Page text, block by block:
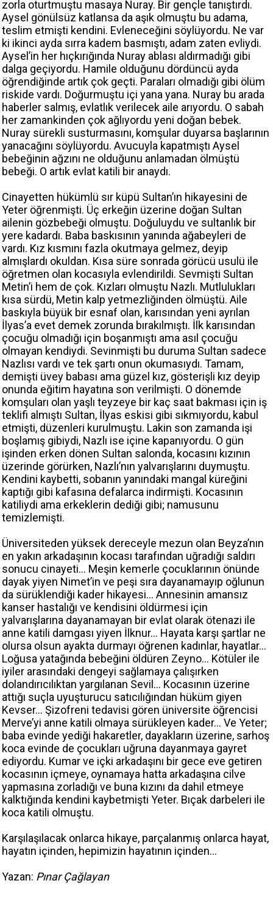
zorla oturtmuştu masaya Nuray. Bir gençle tanıştırdı.
Aysel gönülsüz katlansa da aşık olmuştu bu adama,
teslim etmişti kendini. Evleneceğini söylüyordu. Ne var
ki ikinci ayda sırra kadem basmıştı, adam zaten evliydi.
Aysel’in her hıçkırığında Nuray ablası aldırmadığı gibi
dalga geçiyordu. Hamile olduğunu dördüncü ayda
öğrendiğinde artık çok geçti. Paraları olmadığı gibi ölüm
riskide vardı. Doğurmuştu içi yana yana. Nuray bu arada
haberler salmış, evlatlık verilecek aile arıyordu. O sabah
her zamankinden çok ağlıyordu yeni doğan bebek.
Nuray sürekli susturmasını, komşular duyarsa başlarının
yanacağını söylüyordu. Avucuyla kapatmıştı Aysel
bebeğinin ağzını ne olduğunu anlamadan ölmüştü
bebeği. O artık evlat katili bir anaydı.
Cinayetten hükümlü sır küpü Sultan’ın hikayesini de
Yeter öğrenmişti. Üç erkeğin üzerine doğan Sultan
ailenin gözbebeği olmuştu. Doğuluydu ve sultanlık bir
yere kadardı. Baba baskısının yanında ağabeyleri de
vardı. Kız kısmını fazla okutmaya gelmez, deyip
almışlardı okuldan. Kısa süre sonrada görücü usulü ile
öğretmen olan kocasıyla evlendirildi. Sevmişti Sultan
Metin’i hem de çok. Kızları olmuştu Nazlı. Mutlulukları
kısa sürdü, Metin kalp yetmezliğinden ölmüştü. Aile
baskıyla büyük bir esnaf olan, karısından yeni ayrılan
İlyas’a evet demek zorunda bırakılmıştı. İlk karısından
çocuğu olmadığı için boşanmıştı ama asıl çocuğu
olmayan kendiydi. Sevinmişti bu duruma Sultan sadece
Nazlısı vardı ve tek şartı onun okumasıydı. Tamam,
demişti üvey babası ama güzel kız, gösterişli kız deyip
onunda eğitim hayatına son verilmişti. O dönemde
komşuları olan yaşlı teyzeye bir kaç saat bakması için iş
teklifi almıştı Sultan, İlyas eskisi gibi sıkmıyordu, kabul
etmişti, düzenleri kurulmuştu. Lakin son zamanda işi
boşlamış gibiydi, Nazlı ise içine kapanıyordu. O gün
işinden erken dönen Sultan salonda, kocasını kızının
üzerinde görürken, Nazlı’nın yalvarışlarını duymuştu.
Kendini kaybetti, sobanın yanındaki mangal küreğini
kaptığı gibi kafasına defalarca indirmişti. Kocasının
katiliydi ama erkeklerin dediği gibi; namusunu
temizlemişti.
Üniversiteden yüksek dereceyle mezun olan Beyza’nın
en yakın arkadaşının kocası tarafından uğradığı saldırı
sonucu cinayeti… Meşin kemerle çocuklarının önünde
dayak yiyen Nimet’in ve peşi sıra dayanamayıp oğlunun
da sürüklendiği kader hikayesi… Annesinin amansız
kanser hastalığı ve kendisini öldürmesi için
yalvarışlarına dayanamayan bir evlat olarak ötenazi ile
anne katili damgası yiyen İlknur… Hayata karşı şartlar ne
olursa olsun ayakta durmayı öğrenen kadınlar, hayatlar…
Loğusa yatağında bebeğini öldüren Zeyno… Kötüler ile
iyiler arasındaki dengeyi sağlamaya çalışırken
dolandırıcılıktan yargılanan Sevil… Kocasının üzerine
attığı suçla uyuşturucu satıcılığından hüküm giyen
Kevser… Şizofreni tedavisi gören üniversite öğrencisi
Merve’yi anne katili olmaya sürükleyen kader… Ve Yeter;
baba evinde yediği hakaretler, dayakların üzerine, sarhoş
koca evinde de çocukları uğruna dayanmaya gayret
ediyordu. Kumar ve içki arkadaşını bir gece eve getiren
kocasının içmeye, oynamaya hatta arkadaşına cilve
yapmasına zorladığı ve buna kızını da dahil etmeye
kalktığında kendini kaybetmişti Yeter. Bıçak darbeleri ile
koca katili olmuştu.
Karşılaşılacak onlarca hikaye, parçalanmış onlarca hayat,
hayatın içinden, hepimizin hayatının içinden…
Yazan: Pınar Çağlayan